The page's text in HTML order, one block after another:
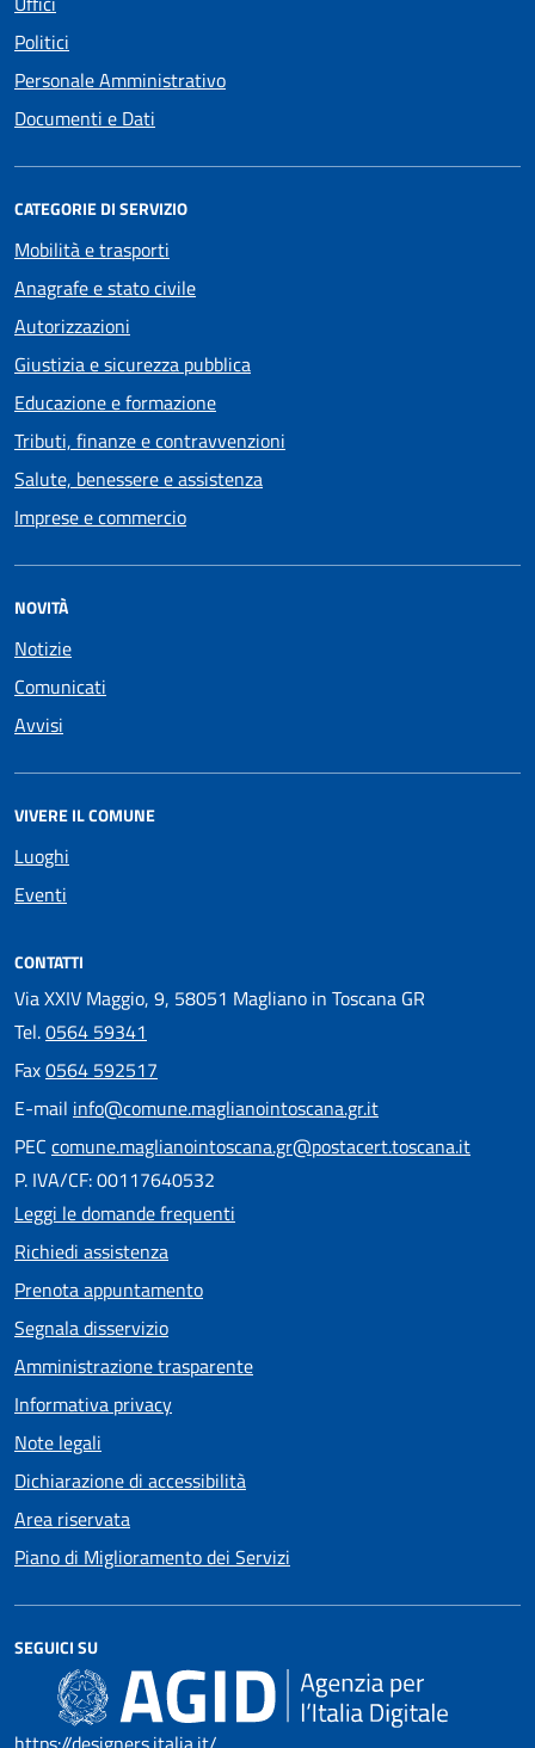
Politici
Personale Amministrativo
Documenti e Dati
CATEGORIE DI SERVIZIO
Mobilità e trasporti
Anagrafe e stato civile
Autorizzazioni
Giustizia e sicurezza pubblica
Educazione e formazione
Tributi, finanze e contravvenzioni
Salute, benessere e assistenza
Imprese e commercio
NOVITÀ
Notizie
Comunicati
Avvisi
VIVERE IL COMUNE
Luoghi
Eventi
CONTATTI
Via XXIV Maggio, 9, 58051 Magliano in Toscana GR
Tel.0564 59341
Fax0564 592517
E-mail info@comune.maglianointoscana.gr.it
PEC comune.maglianointoscana.gr@postacert.toscana.it
P. IVA/CF: 00117640532
Leggi le domande frequenti
Richiedi assistenza
Prenota appuntamento
Segnala disservizio
Amministrazione trasparente
Informativa privacy
Note legali
Dichiarazione di accessibilità
Area riservata
Piano di Miglioramento dei Servizi
SEGUICI SU